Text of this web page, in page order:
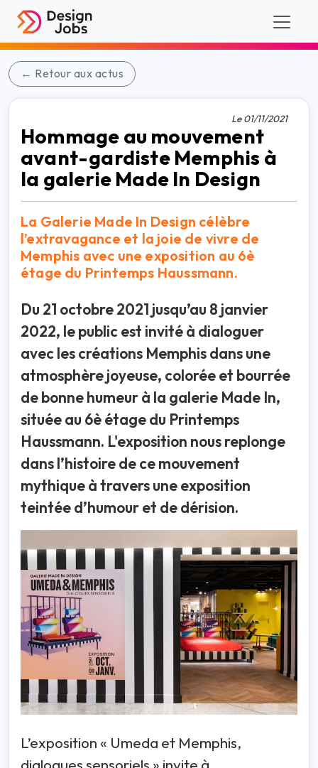
← Retour aux actus
Le 01/11/2021
Hommage au mouvement
avant-gardiste Memphis à
la galerie Made In Design
La Galerie Made In Design célèbre
l’extravagance et la joie de vivre de
Memphis avec une exposition au 6è
étage du Printemps Haussmann.
Du 21 octobre 2021 jusqu’au 8 janvier
2022, le public est invité à dialoguer
avec les créations Memphis dans une
atmosphère joyeuse, colorée et bourrée
de bonne humeur à la galerie Made In,
située au 6è étage du Printemps
Haussmann. L'exposition nous replonge
dans l’histoire de ce mouvement
mythique à travers une exposition
teintée d’humour et de dérision.
L’exposition « Umeda et Memphis,
dialogues sensoriels » invite à